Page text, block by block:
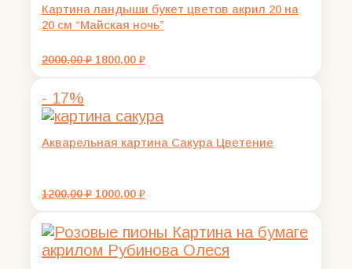
Картина ландыши букет цветов акрил 20 на
20 см “Майская ночь”
2000,00₽ Первоначальная
1800,00 ₽Текущая
- 17%
Акварельная картина Сакура Цветение
1200,00₽ Первоначальная
1200,00 ₽.
1000,00 ₽Текущая